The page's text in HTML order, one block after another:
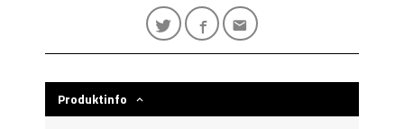
Produktinfo